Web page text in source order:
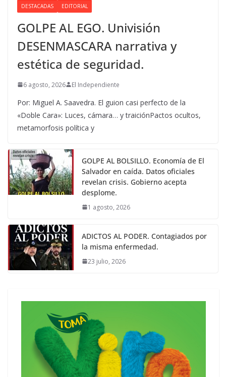
DESTACADAS EDITORIAL
GOLPE AL EGO. Univisión
DESENMASCARA narrativa y
estética de seguridad.
6 agosto, 2026 El Independiente
Por: Miguel A. Saavedra. El guion casi perfecto de la
«Doble Cara»: Luces, cámara… y traiciónPactos ocultos,
metamorfosis política y
GOLPE AL BOLSILLO. Economía de El
Salvador en caída. Datos oficiales
revelan crisis. Gobierno acepta
desplome.
1 agosto, 2026
ADICTOS AL PODER. Contagiados por
la misma enfermedad.
23 julio, 2026